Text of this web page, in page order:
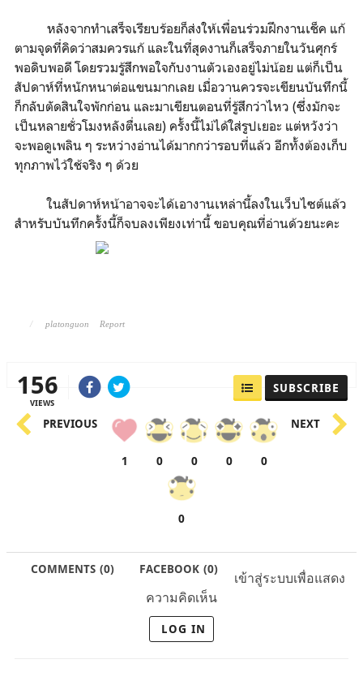
หลังจากทำเสร็จเรียบร้อยก็ส่งให้เพื่อนร่วมฝึกงานเช็ค แก้
ตามจุดที่คิดว่าสมควรแก้ และในที่สุดงานก็เสร็จภายในวันศุกร์
พอดิบพอดี โดยรวมรู้สึกพอใจกับงานตัวเองอยู่ไม่น้อย แต่ก็เป็น
สัปดาห์ที่หนักหนาต่อแขนมากเลย เมื่อวานควรจะเขียนบันทึกนี้
ก็กลับตัดสินใจพักก่อน และมาเขียนตอนที่รู้สึกว่าไหว (ซึ่งมักจะ
เป็นหลายชั่วโมงหลังตื่นเลย) ครั้งนี้ไม่ได้ใส่รูปเยอะ แต่หวังว่า
จะพอดูเพลิน ๆ ระหว่างอ่านได้มากกว่ารอบที่แล้ว อีกทั้งต้องเก็บ
ทุกภาพไว้ใช้จริง ๆ ด้วย
ในสัปดาห์หน้าอาจจะได้เอางานเหล่านี้ลงในเว็บไซต์แล้ว
สำหรับบันทึกครั้งนี้ก็จบลงเพียงเท่านี้ ขอบคุณที่อ่านด้วยนะคะ
platonguon Report
156
VIEWS
SUBSCRIBE
PREVIOUS NEXT
1 0 0 0 0
0
COMMENTS (0) FACEBOOK (0)
เข้าสู่ระบบเพื่อแสดง
ความคิดเห็น
LOG IN